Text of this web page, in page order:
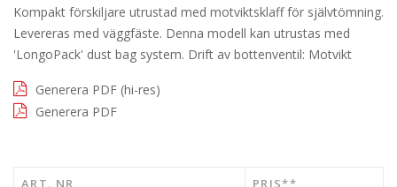
Kompakt förskiljare utrustad med motviktsklaff för självtömning.
Levereras med väggfäste. Denna modell kan utrustas med
'LongoPack' dust bag system. Drift av bottenventil: Motvikt
Generera PDF (hi-res)
Generera PDF
ART. NR PRIS**